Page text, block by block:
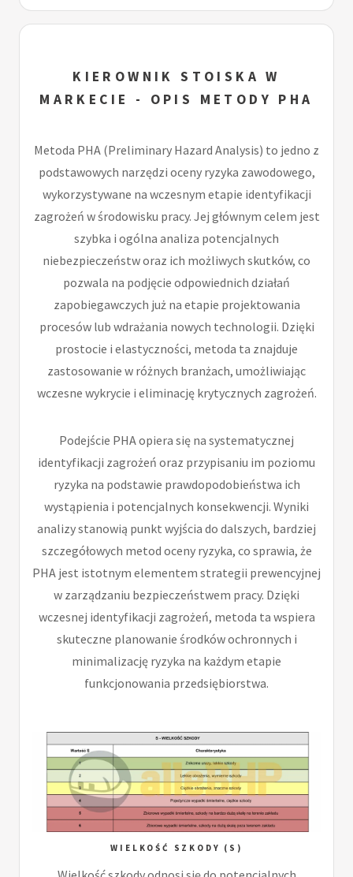
KIEROWNIK STOISKA W
MARKECIE - OPIS METODY PHA
Metoda PHA (Preliminary Hazard Analysis) to jedno z
podstawowych narzędzi oceny ryzyka zawodowego,
wykorzystywane na wczesnym etapie identyfikacji
zagrożeń w środowisku pracy. Jej głównym celem jest
szybka i ogólna analiza potencjalnych
niebezpieczeństw oraz ich możliwych skutków, co
pozwala na podjęcie odpowiednich działań
zapobiegawczych już na etapie projektowania
procesów lub wdrażania nowych technologii. Dzięki
prostocie i elastyczności, metoda ta znajduje
zastosowanie w różnych branżach, umożliwiając
wczesne wykrycie i eliminację krytycznych zagrożeń.
Podejście PHA opiera się na systematycznej
identyfikacji zagrożeń oraz przypisaniu im poziomu
ryzyka na podstawie prawdopodobieństwa ich
wystąpienia i potencjalnych konsekwencji. Wyniki
analizy stanowią punkt wyjścia do dalszych, bardziej
szczegółowych metod oceny ryzyka, co sprawia, że
PHA jest istotnym elementem strategii prewencyjnej
w zarządzaniu bezpieczeństwem pracy. Dzięki
wczesnej identyfikacji zagrożeń, metoda ta wspiera
skuteczne planowanie środków ochronnych i
minimalizację ryzyka na każdym etapie
funkcjonowania przedsiębiorstwa.
WIELKOŚĆ SZKODY (S)